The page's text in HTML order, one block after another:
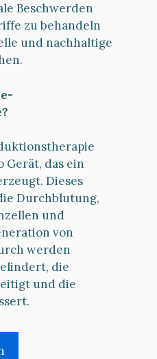
Beschwerden
zu behandeln
und nachhaltige
Gerät, das ein
Dieses
Durchblutung,
und
von
werden
die
und die